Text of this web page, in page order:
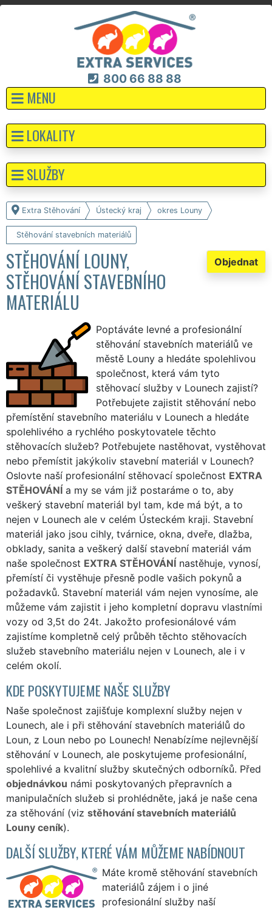
800 66 88 88
MENU
Extra Stěhování Ústecký kraj okres Louny
Stěhování stavebních materiálů
Objednat
STĚHOVÁNÍ LOUNY,
STĚHOVÁNÍ STAVEBNÍHO
MATERIÁLU
Poptáváte levné a profesionální
stěhování stavebních materiálů ve
městě Louny a hledáte spolehlivou
společnost, která vám tyto
stěhovací služby v Lounech zajistí?
Potřebujete zajistit stěhování nebo
přemístění stavebního materiálu v Lounech a hledáte
spolehlivého a rychlého poskytovatele těchto
stěhovacích služeb? Potřebujete nastěhovat, vystěhovat
nebo přemístit jakýkoliv stavební materiál v Lounech?
Oslovte naší profesionální stěhovací společnost EXTRA
STĚHOVÁNÍ a my se vám již postaráme o to, aby
veškerý stavební materiál byl tam, kde má být, a to
nejen v Lounech ale v celém Ústeckém kraji. Stavební
materiál jako jsou cihly, tvárnice, okna, dveře, dlažba,
obklady, sanita a veškerý další stavební materiál vám
naše společnost EXTRA STĚHOVÁNÍ nastěhuje, vynosí,
přemístí či vystěhuje přesně podle vašich pokynů a
požadavků. Stavební materiál vám nejen vynosíme, ale
můžeme vám zajistit i jeho kompletní dopravu vlastními
vozy od 3,5t do 24t. Jakožto profesionálové vám
zajistíme kompletně celý průběh těchto stěhovacích
služeb stavebního materiálu nejen v Lounech, ale i v
celém okolí.
KDE POSKYTUJEME NAŠE SLUŽBY
Naše společnost zajišťuje komplexní služby nejen v
Lounech, ale i při stěhování stavebních materiálů do
Loun, z Loun nebo po Lounech! Nenabízíme nejlevnější
stěhování v Lounech, ale poskytujeme profesionální,
spolehlivé a kvalitní služby skutečných odborníků. Před
objednávkou námi poskytovaných přepravních a
manipulačních služeb si prohlédněte, jaká je naše cena
za stěhování (viz stěhování stavebních materiálů
Louny ceník).
DALŠÍ SLUŽBY, KTERÉ VÁM MŮŽEME NABÍDNOUT
Máte kromě stěhování stavebních
materiálů zájem i o jiné
profesionální služby naší
LOKALITY
SLUŽBY